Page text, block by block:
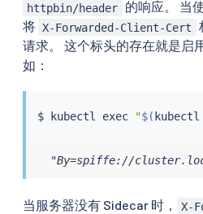
httpbin/header
的响应。 当
将 X-Forwarded-Client-Cert
请求。 这个标头的存在就是启
如：
$ kubectl exec "$( kubectl
"By=spiffe://
当服务器没有 Sidecar 时， X-